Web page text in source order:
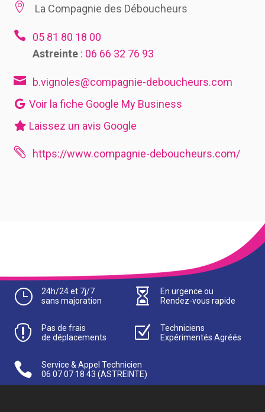
 La Compagnie des Déboucheurs

05 81 80 18 00
Astreinte: 06 66 32 76 93

b.vignoles@compagnie-deboucheurs.com
Voir la fiche Google My Business
Laissez un avis Google
 https://www.compagnie-deboucheurs.com/
}
24h/24 et 7j/7
sans majoration

En urgence ou
Rendez-vous rapide

Pas de frais
de déplacements
Z
Techniciens
Expérimentés Agréés

Service & Appel Technicien
06 07 07 18 43 (ASTREINTE)